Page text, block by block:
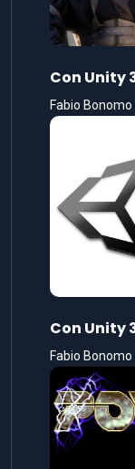
Con Unity
Fabio Bonomo
Con Unity
Fabio Bonomo